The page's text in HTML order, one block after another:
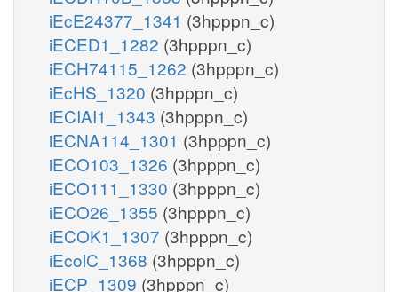
iEcE24377_1341 (3hpppn_c)
iECED1_1282 (3hpppn_c)
iECH74115_1262 (3hpppn_c)
iEcHS_1320 (3hpppn_c)
iECIAI1_1343 (3hpppn_c)
iECNA114_1301 (3hpppn_c)
iECO103_1326 (3hpppn_c)
iECO111_1330 (3hpppn_c)
iECO26_1355 (3hpppn_c)
iECOK1_1307 (3hpppn_c)
iEcolC_1368 (3hpppn_c)
iECP_1309 (3hpppn_c)